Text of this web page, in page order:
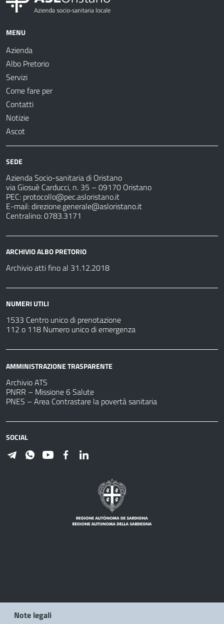
MENU
Azienda
Albo Pretorio
Servizi
Come fare per
Contatti
Notizie
Ascot
SEDE
Azienda Socio-sanitaria di Oristano
via Giosuè Carducci, n. 35 – 09170 Oristano
PEC: protocollo@pec.asloristano.it
E-mail:direzione.generale@asloristano.it
Centralino: 0783.3171
ARCHIVIO ALBO PRETORIO
Archivio atti fino al 31.12.2018
NUMERI UTILI
1533 Centro unico di prenotazione
112 o 118 Numero unico di emergenza
AMMINISTRAZIONE TRASPARENTE
Archivio ATS
PNRR – Missione 6 Salute
PNES – Area Contrastare la povertà sanitaria
SOCIAL
Note legali